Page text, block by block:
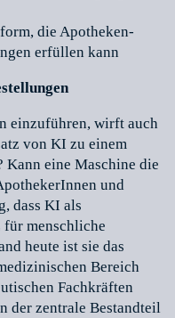
die Apotheken-
erfüllen kann
einzuführen, wirft auch
von KI zu einem
eine Maschine die
und
dass KI als
für menschliche
heute ist sie das
Bereich
Fachkräften
der zentrale Bestandteil